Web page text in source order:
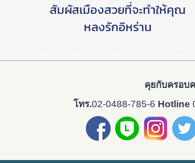
สัมผัสเมืองสวยที่จะทำให้คุณ
หลงรักอิหร่าน
คุยกับครอบ
โทร.02-0488-785-6 Hotline